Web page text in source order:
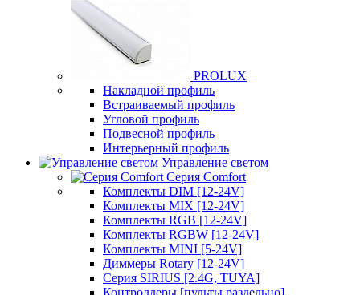
PROLUX
Накладной профиль
Встраиваемый профиль
Угловой профиль
Подвесной профиль
Интерьерный профиль
Управление светом
Серия Comfort
Комплекты DIM [12-24V]
Комплекты MIX [12-24V]
Комплекты RGB [12-24V]
Комплекты RGBW [12-24V]
Комплекты MINI [5-24V]
Диммеры Rotary [12-24V]
Серия SIRIUS [2.4G, TUYA]
Контроллеры [пульты раздельно]